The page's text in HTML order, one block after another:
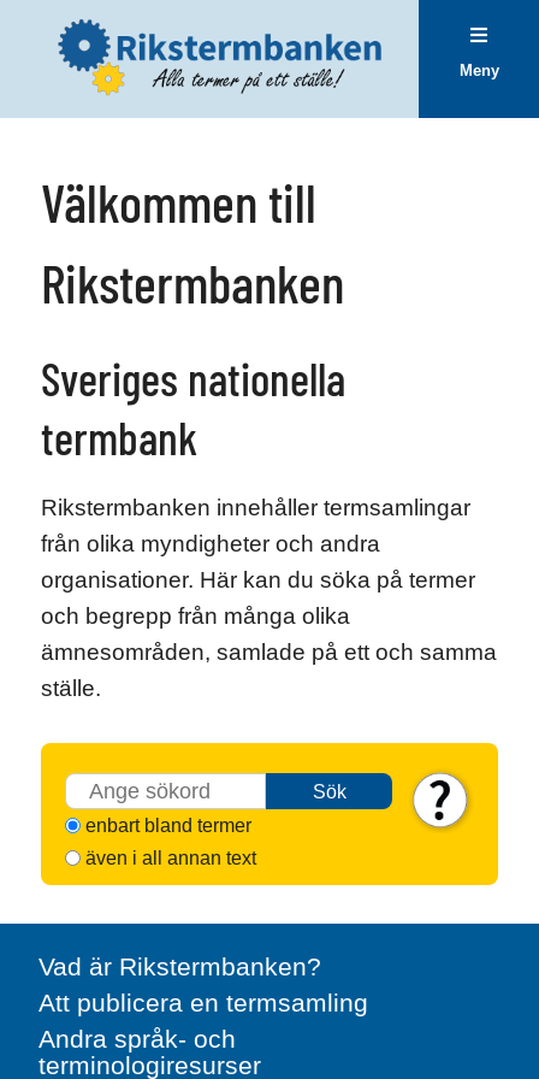
Meny
Välkommen till
Rikstermbanken
Sveriges nationella
termbank
Rikstermbanken innehåller termsamlingar
från olika myndigheter och andra
organisationer. Här kan du söka på termer
och begrepp från många olika
ämnesområden, samlade på ett och samma
ställe.
Sök
enbart bland termer
även i all annan text
Vad är Rikstermbanken?
Att publicera en termsamling
Andra språk- och
terminologiresurser